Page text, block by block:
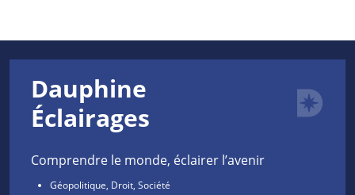
Dauphine
Éclairages
Comprendre le monde, éclairer l’avenir
Géopolitique, Droit, Société